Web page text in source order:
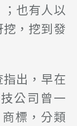
也有人以
，挖到發
指出，早在
公司曾一
標，分類